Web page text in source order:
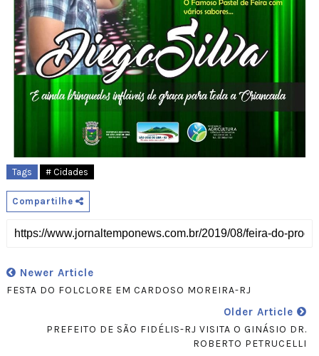
Tags # Cidades
Compartilhe
Newer Article
FESTA DO FOLCLORE EM CARDOSO MOREIRA-RJ
Older Article
PREFEITO DE SÃO FIDÉLIS-RJ VISITA O GINÁSIO DR.
ROBERTO PETRUCELLI